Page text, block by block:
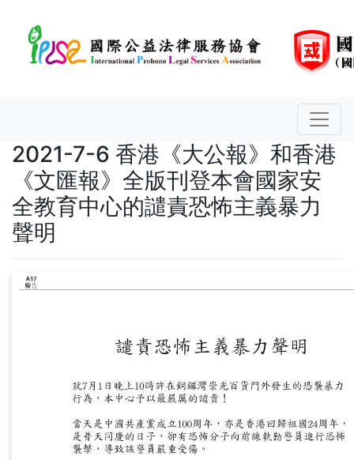
2021-7-6 香港《大公報》和香港
《文匯報》全版刊登本會國家安
全教育中心的譴責恐怖主義暴力
聲明